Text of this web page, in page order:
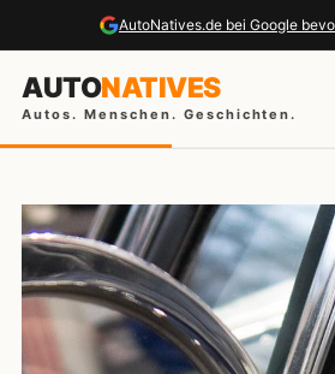
AutoNatives.de bei Google
AUTONATIVES
Autos. Menschen. Geschichten.